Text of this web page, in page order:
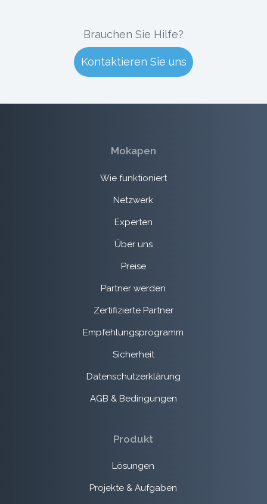
Brauchen Sie Hilfe?
Kontaktieren Sie uns
Mokapen
Wie funktioniert
Netzwerk
Experten
Über uns
Preise
Partner werden
Zertifizierte Partner
Empfehlungsprogramm
Sicherheit
Datenschutzerklärung
AGB & Bedingungen
Produkt
Lösungen
Projekte & Aufgaben